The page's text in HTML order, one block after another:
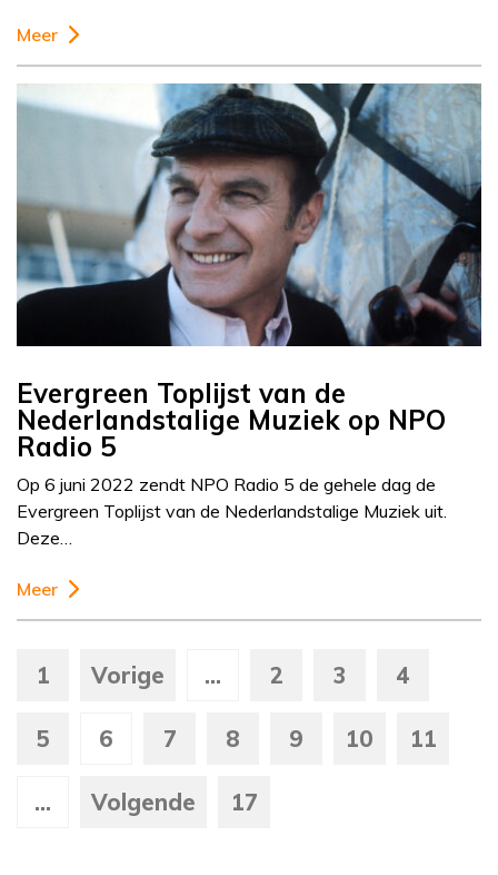
Meer
Evergreen Toplijst van de
Nederlandstalige Muziek op NPO
Radio 5
Op 6 juni 2022 zendt NPO Radio 5 de gehele dag de
Evergreen Toplijst van de Nederlandstalige Muziek uit.
Deze…
Meer
1 Vorige ... 2 3 4
5 6 7 8 9 10 11
... Volgende 17